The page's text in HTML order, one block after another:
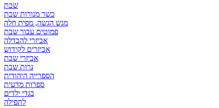
שבת
כשר מנורות שבת
מגש הגשה, מפית חלה
פמוטים עבור שבת
אביזרי להבדלה
אביזרים לקידוש
אביזרי שבת
נרות שבת
הספרייה היהודית
ספרות מדעית
בגדי ילדים
לתפילה